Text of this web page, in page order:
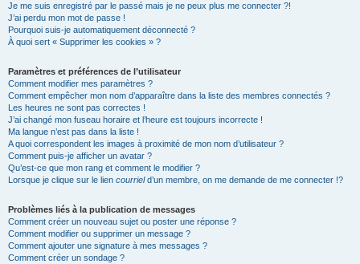
Je me suis enregistré par le passé mais je ne peux plus me connecter ?!
J’ai perdu mon mot de passe !
Pourquoi suis-je automatiquement déconnecté ?
À quoi sert « Supprimer les cookies » ?
Paramètres et préférences de l’utilisateur
Comment modifier mes paramètres ?
Comment empêcher mon nom d’apparaître dans la liste des membres connectés ?
Les heures ne sont pas correctes !
J’ai changé mon fuseau horaire et l’heure est toujours incorrecte !
Ma langue n’est pas dans la liste !
A quoi correspondent les images à proximité de mon nom d’utilisateur ?
Comment puis-je afficher un avatar ?
Qu’est-ce que mon rang et comment le modifier ?
Lorsque je clique sur le lien courrield’un membre, on me demande de me connecter !?
Problèmes liés à la publication de messages
Comment créer un nouveau sujet ou poster une réponse ?
Comment modifier ou supprimer un message ?
Comment ajouter une signature à mes messages ?
Comment créer un sondage ?